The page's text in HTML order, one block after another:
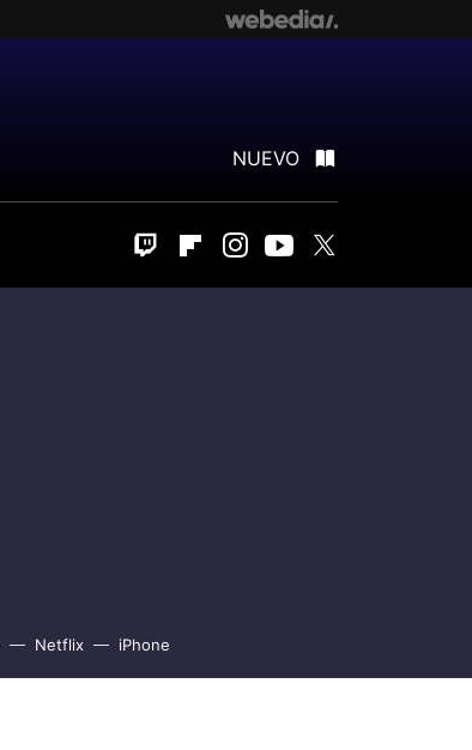
NUEVO
Twitch FlipboardInstagram
Youtube
Netflix iPhone